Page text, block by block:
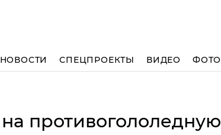
НОВОСТИ СПЕЦПРОЕКТЫ ВИДЕО ФОТО
противогололедную